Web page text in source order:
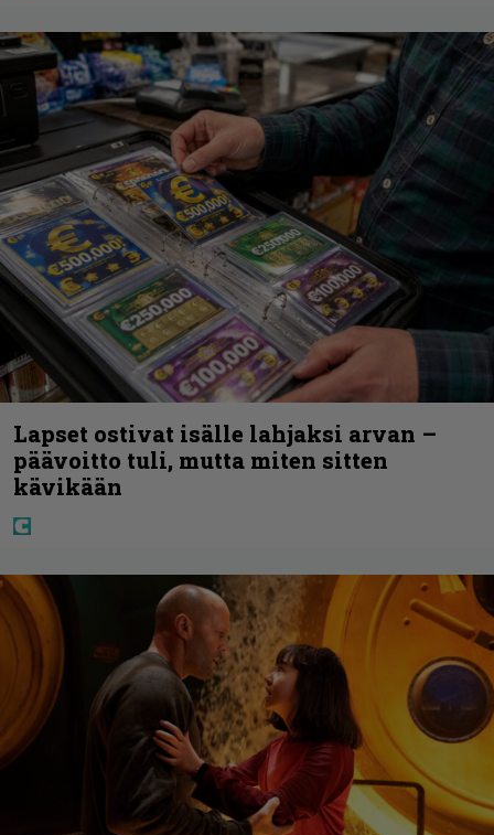
Lapset ostivat isälle lahjaksi arvan –
päävoitto tuli, mutta miten sitten
kävikään